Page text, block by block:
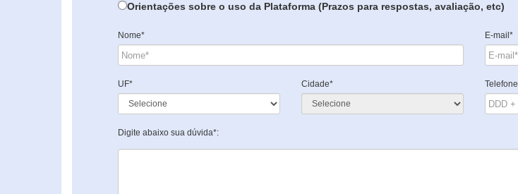
Orientações sobre o uso da Plataforma (Prazos para respostas, avaliação, etc)
Nome* E-mail*
UF* Cidade* Telefone
Digite abaixo sua dúvida*: